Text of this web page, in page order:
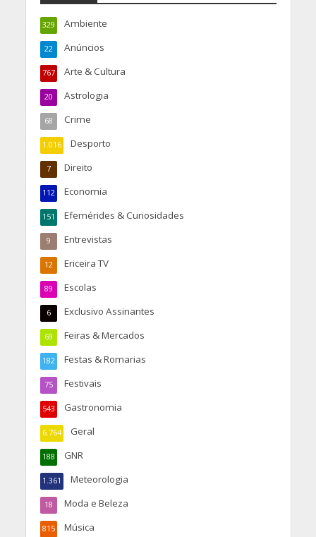
Ambiente
329
Anúncios
22
Arte & Cultura
767
Astrologia
20
Crime
68
Desporto
1.016
Direito
7
Economia
112
Efemérides & Curiosidades
151
Entrevistas
9
Ericeira TV
12
Escolas
89
Exclusivo Assinantes
6
Feiras & Mercados
69
Festas & Romarias
182
Festivais
75
Gastronomia
543
Geral
6.764
GNR
188
Meteorologia
1.361
Moda e Beleza
18
Música
815